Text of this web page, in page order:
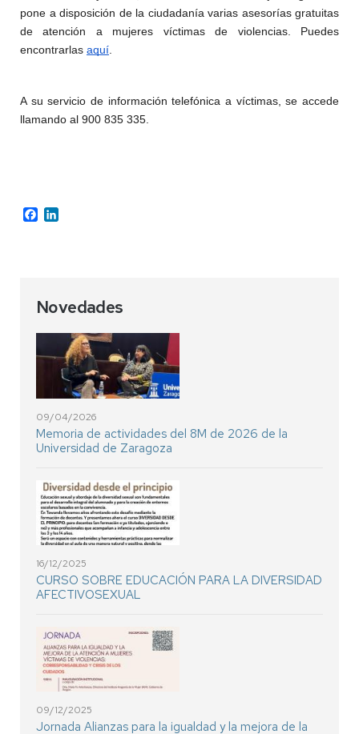
pone a disposición de la ciudadanía varias asesorías gratuitas
de atención a mujeres víctimas de violencias. Puedes
encontrarlas aquí
A su servicio de información telefónica a víctimas, se accede
llamando al 900 835 335.
Facebook
Novedades
09/04/2026
Memoria de actividades del 8M de 2026 de la
Universidad de Zaragoza
16/12/2025
CURSO SOBRE EDUCACIÓN PARA LA DIVERSIDAD
AFECTIVOSEXUAL
09/12/2025
Jornada Alianzas para la igualdad y la mejora de la